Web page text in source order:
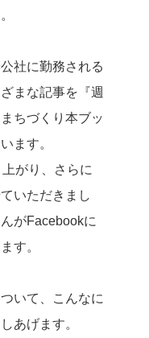
社に勤務される
まな記事を『週
ちづくり本ブッ
ます。
がり、さらに
いただきまし
がFacebookに
す。
いて、こんなに
あげます。